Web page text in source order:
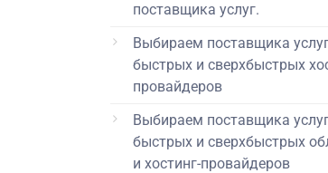
поставщика услуг.
Выбираем поставщика
быстрых и сверхбыстрых
провайдеров
Выбираем поставщика
быстрых и сверхбыстрых
и хостинг-провайдеров